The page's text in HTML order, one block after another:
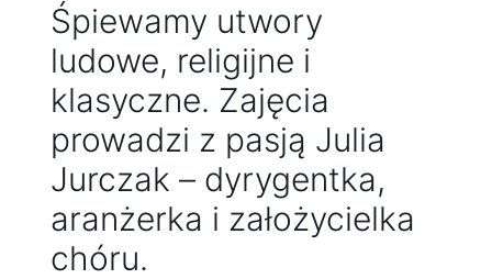
Śpiewamy utwory
ludowe, religijne i
klasyczne. Zajęcia
prowadzi z pasją Julia
Jurczak – dyrygentka,
aranżerka i założycielka
chóru.